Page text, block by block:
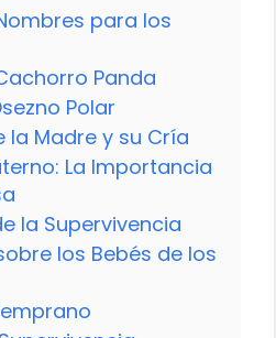
para los
Panda
Polar
la Madre y su Cría
La Importancia
la Supervivencia
los Bebés de los